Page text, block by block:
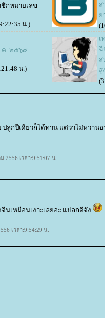
กหมายเลข
น.)
ส่
ค. ๒๕๖๙
น.)
เ
ฉี
ส
สู
ลูกปีเดียวก็ได้ทาน แต่ว่าไม่หวาน
2556 เวลา:9:51:07 น.
นเหมือนเงาะเลยอะ แปลกดีจัง
เวลา:9:54:29 น.